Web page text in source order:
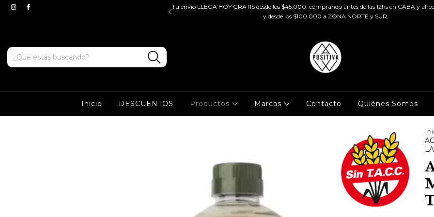
valido para ZONA OESTE y CABA. Tenes ENVIOS
Tu envio LLEGA HOY GRATIS desde los $45.000, comprando antes de las 12hs en CABA y
y desde los $100.000 a ZONA NORTE y SUR.
Inicio DESCUENTOS Productos Marcas Contacto Quiénes Somos